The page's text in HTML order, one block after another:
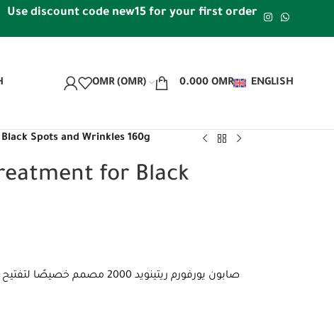
discount code new15 for your first order | Free shipping
OMR (OMR) 0.000 OMR ENGLISH
Spots and Wrinkles 160g
for Black
صابون يورفورم ريتينويد